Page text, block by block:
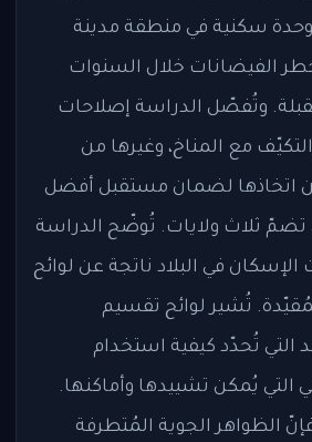
أن أكثر من 80,000 وحدة سكنية في منطقة مدينة
الفيضانات خلال السنوات
وتُفصّل الدراسة إصلاحات
مع المناخ، وغيرها من
اتخاذها لضمان مستقبل أفضل
تضمّ ثلاث ولايات. تُوضّح الدراسة
في البلاد ناتجة عن لوائح
تُشير لوائح تقسيم
التي تُحدّد كيفية استخدام
التي يُمكن تشييدها وأماكنها.
الظواهر الجوية المُتطرفة